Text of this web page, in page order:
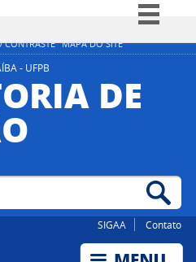
CONTRASTE MAPA DO SITE
Simplifique!
Participe
- UFPB
DE
SIGAA Contato